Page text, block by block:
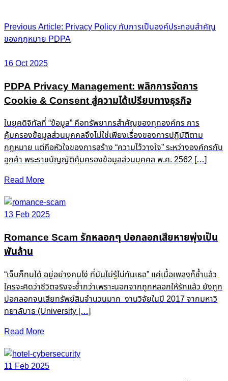
Post
navigation
Previous Article: Privacy Policy กับการเป็นองค์ประกอบสำคัญ
ของกฎหมาย PDPA
16 Oct 2025
PDPA Privacy Management: พลิกการจัดการ
Cookie & Consent สู่ความได้เปรียบทางธุรกิจ
ในยุคดิจิทัลที่ “ข้อมูล” คือทรัพยากรสำคัญของทุกองค์กร การ
คุ้มครองข้อมูลส่วนบุคคลจึงไม่ใช่เพียงเรื่องของการปฏิบัติตาม
กฎหมาย แต่คือหัวใจของการสร้าง “ความไว้วางใจ” ระหว่างองค์กรกับ
ลูกค้า พระราชบัญญัติคุ้มครองข้อมูลส่วนบุคคล พ.ศ. 2562 […]
Read More
13 Feb 2025
Romance Scam รักหลอกๆ ปอกลอกเสียหายพุ่งเป็น
พันล้าน
“เจ็บก็ทนได้ อยู่อย่างคนโง่ ที่มันไม่รู้ไม่ทันเธอ” แค่เนื้อเพลงก็ช้ำแล้ว
ใครจะคิดว่าชีวิตจริงจะช้ำกว่าเพราะนอกจากถูกหลอกให้รักแล้ว ยังถูก
ปอกลอกจนเสียทรัพย์สินจำนวนมาก งานวิจัยในปี 2017 จากมหาวิ
ทยาลับาธ (University […]
Read More
11 Feb 2025